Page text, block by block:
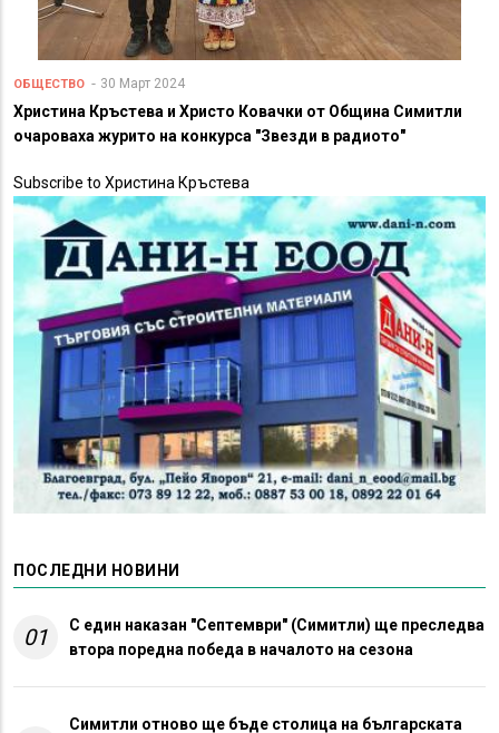
ОБЩЕСТВО 30 Март 2024
Христина Кръстева и Христо Ковачки от Община Симитли
очароваха журито на конкурса "Звезди в радиото"
Subscribe to Христина Кръстева
ПОСЛЕДНИ НОВИНИ
01
С един наказан "Септември" (Симитли) ще преследва
втора поредна победа в началото на сезона
Симитли отново ще бъде столица на българската